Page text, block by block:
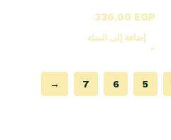
336.00 EGP
إضافة إلى السلة
5
6
7
→